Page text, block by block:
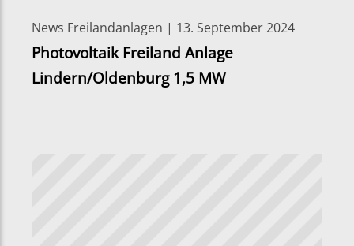
News Freilandanlagen | 13. September 2024
Photovoltaik Freiland Anlage
Lindern/Oldenburg 1,5 MW